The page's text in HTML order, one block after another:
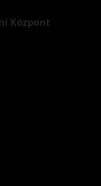
Központ